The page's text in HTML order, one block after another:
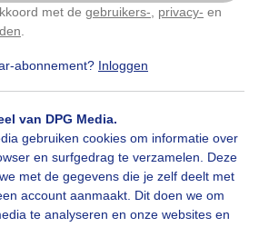
met de gebruikers- privacy- en
abonnement? Inloggen
van DPG Media.
gebruiken cookies om informatie over
en surfgedrag te verzamelen. Deze
met de gegevens die je zelf deelt met
account aanmaakt. Dit doen we om
te analyseren en onze websites en
verkopen
om dit aan te passen